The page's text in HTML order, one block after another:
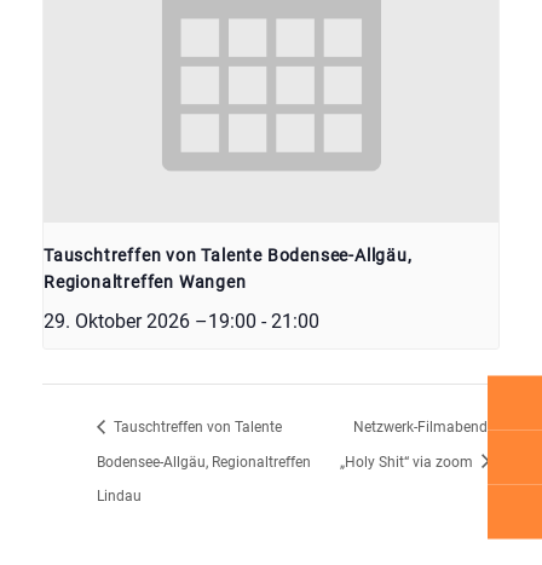
Tauschtreffen von Talente Bodensee-Allgäu,
Regionaltreffen Wangen
29. Oktober 2026 –19:00 - 21:00
Tauschtreffen von Talente
Bodensee-Allgäu, Regionaltreffen
Lindau
Netzwerk-Filmabend:
„Holy Shit“ via zoom